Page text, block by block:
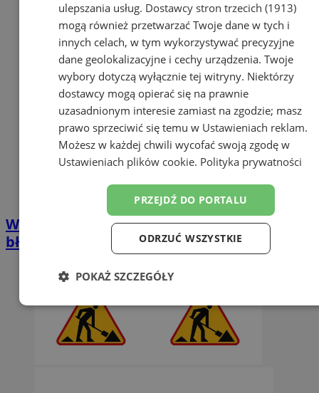
Wakacyjny tłok to okazja dla złodziei. Tych
błędów lepiej nie popełniać
ulepszania usług. Dostawcy stron trzecich (1913)
mogą również przetwarzać Twoje dane w tych i
innych celach, w tym wykorzystywać precyzyjne
dane geolokalizacyjne i cechy urządzenia. Twoje
wybory dotyczą wyłącznie tej witryny. Niektórzy
dostawcy mogą opierać się na prawnie
uzasadnionym interesie zamiast na zgodzie; masz
prawo sprzeciwić się temu w Ustawieniach reklam.
Możesz w każdej chwili wycofać swoją zgodę w
Ustawieniach plików cookie. Polityka prywatności
PRZEJDŹ DO PORTALU
ODRZUĆ WSZYSTKIE
POKAŻ SZCZEGÓŁY
Niezbędne Wydajność Targetowanie